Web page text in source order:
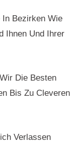
Bezirken Wie
Ihnen Und Ihrer
Die Besten
Bis Zu Cleveren
Verlassen